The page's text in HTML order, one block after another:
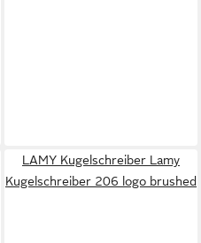
LAMY Kugelschreiber Lamy
Kugelschreiber 206 logo brushed